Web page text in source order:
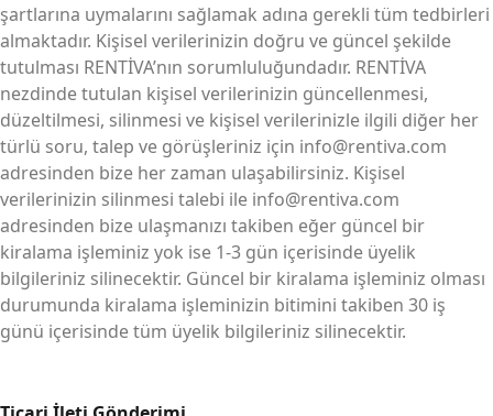
şartlarına uymalarını sağlamak adına gerekli tüm tedbirleri
almaktadır. Kişisel verilerinizin doğru ve güncel şekilde
tutulması RENTİVA’nın sorumluluğundadır. RENTİVA
nezdinde tutulan kişisel verilerinizin güncellenmesi,
düzeltilmesi, silinmesi ve kişisel verilerinizle ilgili diğer her
türlü soru, talep ve görüşleriniz için info@rentiva.com
adresinden bize her zaman ulaşabilirsiniz. Kişisel
verilerinizin silinmesi talebi ile info@rentiva.com
adresinden bize ulaşmanızı takiben eğer güncel bir
kiralama işleminiz yok ise 1-3 gün içerisinde üyelik
bilgileriniz silinecektir. Güncel bir kiralama işleminiz olması
durumunda kiralama işleminizin bitimini takiben 30 iş
günü içerisinde tüm üyelik bilgileriniz silinecektir.